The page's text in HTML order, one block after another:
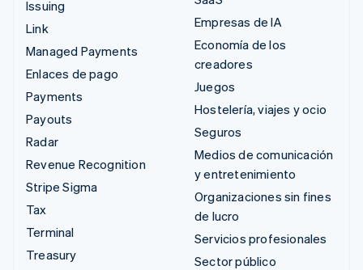
Issuing
Link
Managed Payments
Enlaces de pago
Payments
Payouts
Radar
Revenue Recognition
Stripe Sigma
Tax
Terminal
Treasury
Empresas de IA
Economía de los
creadores
Juegos
Hostelería, viajes y ocio
Seguros
Medios de comunicación
y entretenimiento
Organizaciones sin fines
de lucro
Servicios profesionales
Sector público